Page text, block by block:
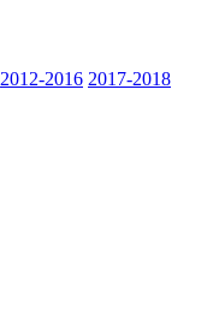
2012-2016 2017-2018